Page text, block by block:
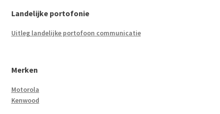
Landelijke portofonie
Uitleg landelijke portofoon communicatie
Merken
Motorola
Kenwood